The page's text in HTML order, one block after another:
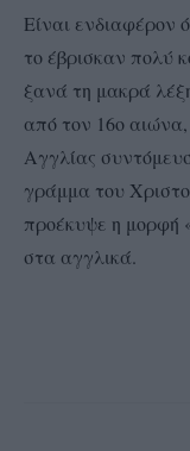
Είναι ενδιαφέρον
το έβρισκαν πολύ
ξανά τη μακρά
από τον 16ο
Αγγλίας
γράμμα του
προέκυψε η μορφή
στα αγγλικά.